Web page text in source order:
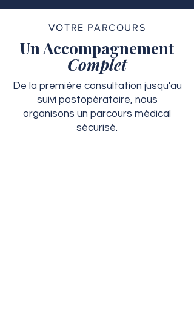
VOTRE PARCOURS
Un Accompagnement
Complet
De la première consultation jusqu'au
suivi postopératoire, nous
organisons un parcours médical
sécurisé.